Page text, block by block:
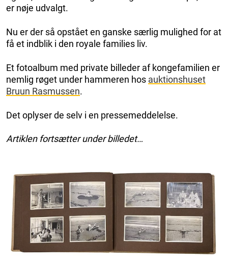
er nøje udvalgt.
Nu er der så opstået en ganske særlig mulighed for at
få et indblik i den royale families liv.
Et fotoalbum med private billeder af kongefamilien er
nemlig røget under hammeren hos auktionshuset
Bruun Rasmussen.
Det oplyser de selv i en pressemeddelelse.
Artiklen fortsætter under billedet…